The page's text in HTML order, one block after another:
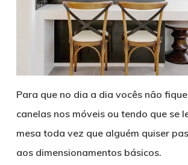
Para que no dia a dia vocês não
canelas nos móveis ou tendo que se
mesa toda vez que alguém quiser
aos dimensionamentos básicos.